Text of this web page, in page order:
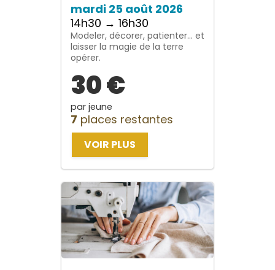
mardi 25 août 2026
14h30 → 16h30
Modeler, décorer, patienter… et
laisser la magie de la terre
opérer.
30 €
par jeune
7 places restantes
VOIR PLUS